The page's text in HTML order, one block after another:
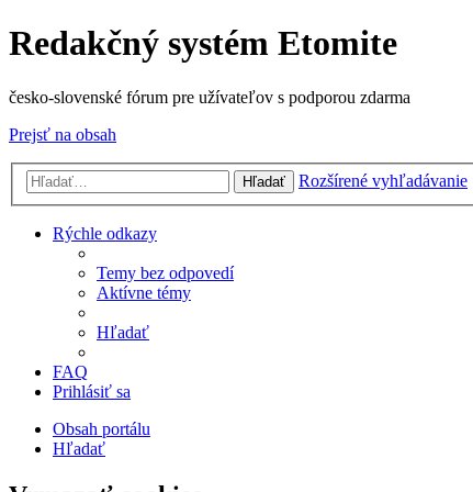
Redakčný systém Etomite
česko-slovenské fórum pre užívateľov s podporou zdarma
Prejsť na obsah
Hľadať Rozšírené vyhľadávanie
Rýchle odkazy
Temy bez odpovedí
Aktívne témy
Hľadať
FAQ
Prihlásiť sa
Obsah portálu
Hľadať